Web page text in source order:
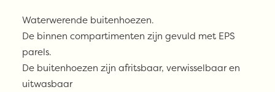
Waterwerende buitenhoezen.
De binnen compartimenten zijn gevuld met EPS
parels.
De buitenhoezen zijn afritsbaar, verwisselbaar en
uitwasbaar